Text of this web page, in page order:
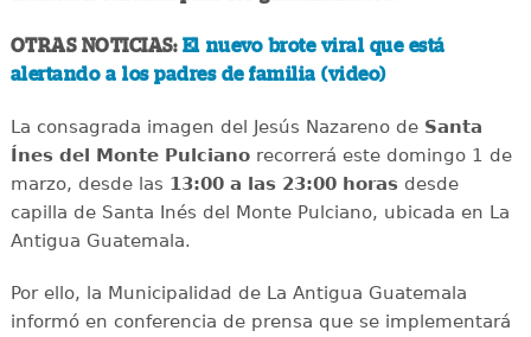
OTRAS NOTICIAS: El nuevo brote viral que está
alertando a los padres de familia (video)
La consagrada imagen del Jesús Nazareno deSanta
Ínes del Monte Pulcianorecorrerá este domingo 1 de
marzo, desde las 13:00 a las 23:00 horasdesde
capilla de Santa Inés del Monte Pulciano, ubicada en La
Antigua Guatemala.
Por ello, la Municipalidad de La Antigua Guatemala
informó en conferencia de prensa que se implementará